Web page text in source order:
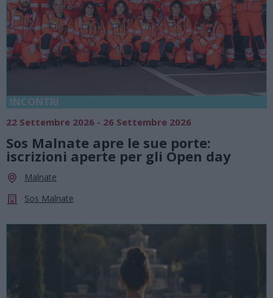
INCONTRI
22 Settembre 2026 - 26 Settembre 2026
Sos Malnate apre le sue porte:
iscrizioni aperte per gli Open day
Malnate
Sos Malnate